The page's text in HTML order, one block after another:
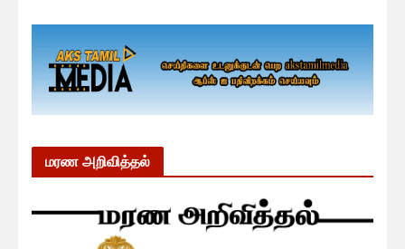
மரண அறிவித்தல்